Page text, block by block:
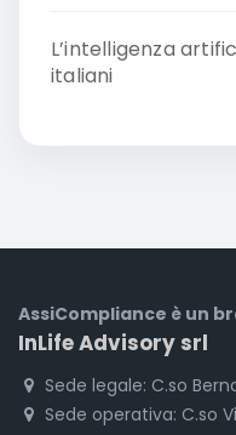
L’intelligenza
italiani
AssiCompliance è un
InLife Advisory srl
Sede legale: C.so
Sede operativa: C.so